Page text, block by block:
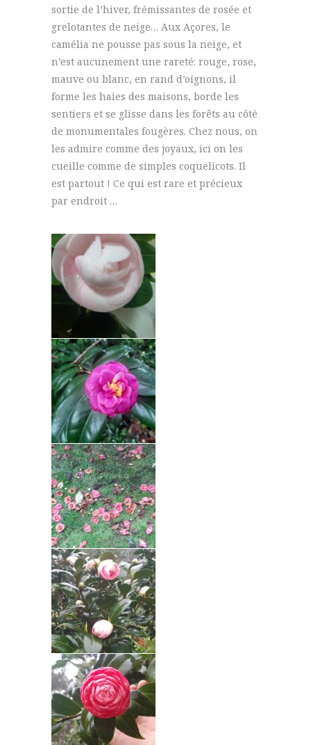
sortie de l’hiver, frémissantes de rosée et
grelotantes de neige… Aux Açores, le
camélia ne pousse pas sous la neige, et
n’est aucunement une rareté: rouge, rose,
mauve ou blanc, en rand d’oignons, il
forme les haies des maisons, borde les
sentiers et se glisse dans les forêts au côté
de monumentales fougères. Chez nous, on
les admire comme des joyaux, ici on les
cueille comme de simples coquelicots. Il
est partout ! Ce qui est rare et précieux
par endroit …